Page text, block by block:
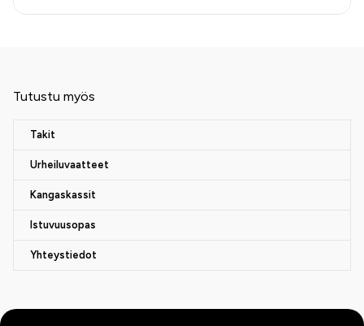
Tutustu myös
Takit
Urheiluvaatteet
Kangaskassit
Istuvuusopas
Yhteystiedot